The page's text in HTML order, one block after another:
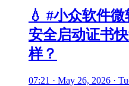
💧 #小众软件
安全启动证书
样？
07:21 · May 26, 2026 ·